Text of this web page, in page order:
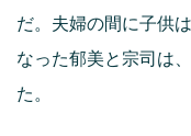
だ。夫婦の間に子供
なった郁美と宗司は
た。